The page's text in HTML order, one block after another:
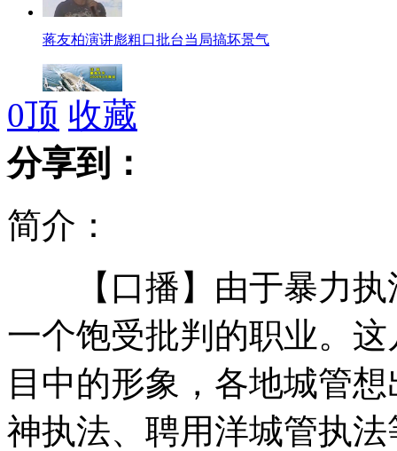
蒋友柏演讲彪粗口批台当局搞坏景气
盘点世界各国航空母舰
美媒：美五州立法允许学生带枪
美国市长体验苦日子一周掉3斤多肉
美国加州准许无人驾驶汽车上路
0顶 收藏
分享到：
简介：
【口播】由于暴力执
一个饱受批判的职业。
目中的形象，各地城管
神执法、聘用洋城管执